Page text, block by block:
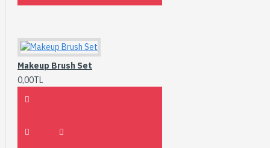
Makeup Brush Set
0,00TL